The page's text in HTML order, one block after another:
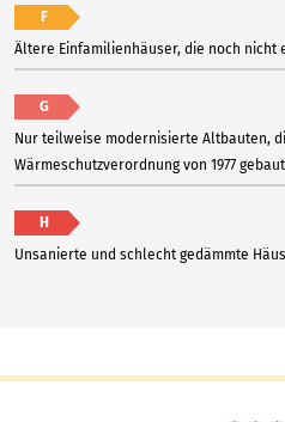
F
Ältere Einfamilienhäuser, die noch nicht
G
Nur teilweise modernisierte Altbauten,
Wärmeschutzverordnung von 1977
H
Unsanierte und schlecht gedämmte